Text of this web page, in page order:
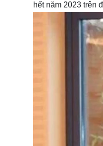
hết năm 2023 trên